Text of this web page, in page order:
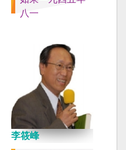
八一
李筱峰